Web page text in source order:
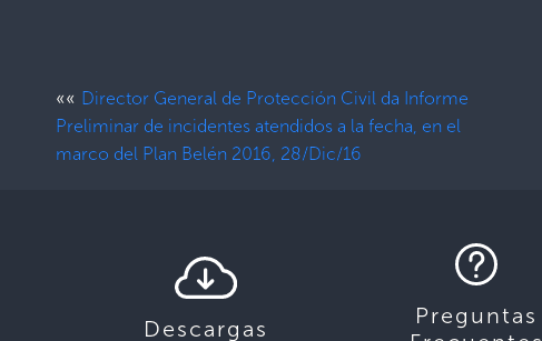
«« Director General de Protección Civil da Informe
Preliminar de incidentes atendidos a la fecha, en el
marco del Plan Belén 2016, 28/Dic/16
Descargas
Preguntas